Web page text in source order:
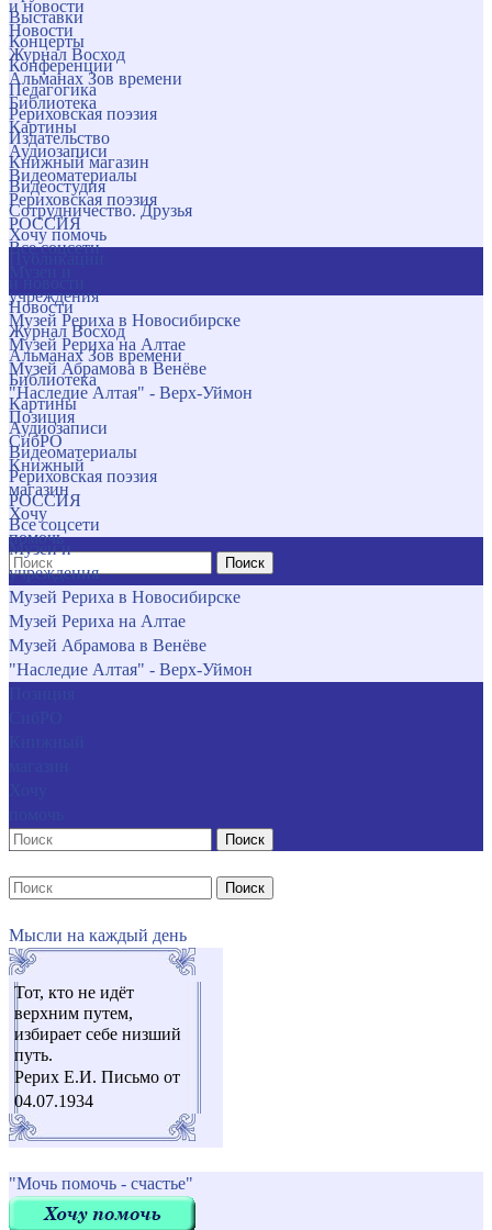
и новости
Новости
Журнал Восход
Альманах Зов времени
Библиотека
Картины
Аудиозаписи
Видеоматериалы
Рериховская поэзия
РОССИЯ
Все соцсети
учреждения
Музей Рериха в Новосибирске
Музей Рериха на Алтае
Музей Абрамова в Венёве
"Наследие Алтая" - Верх-Уймон
Позиция
СибРО
Книжный
магазин
Хочу
помочь
Поиск
Выставки
Концерты
Конференции
Педагогика
Рериховская поэзия
Издательство
Книжный магазин
Видеостудия
Сотрудничество. Друзья
Хочу помочь
Новости
Журнал Восход
Альманах Зов времени
Библиотека
Картины
Аудиозаписи
Видеоматериалы
Рериховская поэзия
РОССИЯ
Все соцсети
Музеи и
учреждения
Музей Рериха в Новосибирске
Музей Рериха на Алтае
Музей Абрамова в Венёве
"Наследие Алтая" - Верх-Уймон
Поиск
Поиск
Мысли на каждый день
Тот, кто не идёт
верхним путем,
избирает себе низший
путь.
Рерих Е.И. Письмо от
04.07.1934
"Мочь помочь - счастье"